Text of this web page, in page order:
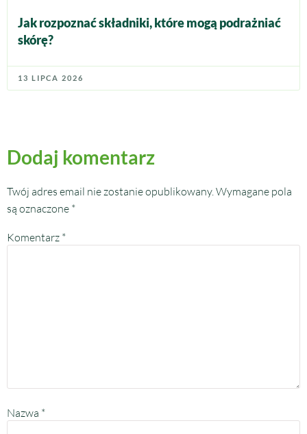
Jak rozpoznać składniki, które mogą podrażniać
skórę?
13 LIPCA 2026
Dodaj komentarz
Twój adres email nie zostanie opublikowany.Wymagane pola
są oznaczone *
Komentarz *
Nazwa *